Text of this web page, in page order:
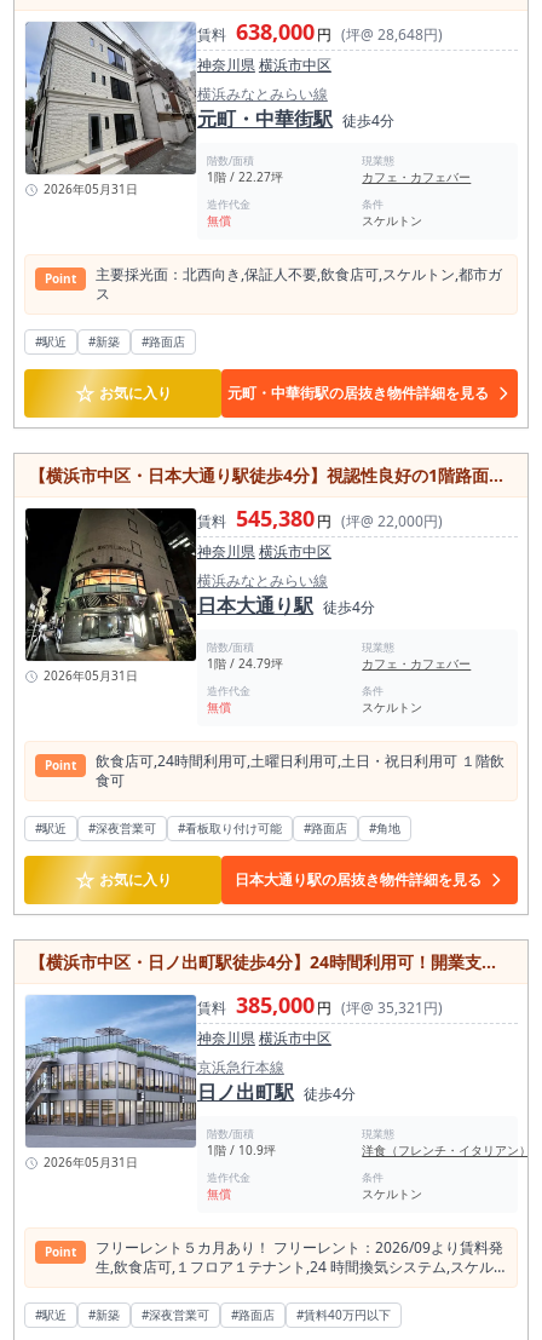
2026年05月31日
賃料 638,000円 (坪@ 28,648円)
神奈川県横浜市中区
横浜みなとみらい線
元町・中華街駅 徒歩4分
階数/面積
1階 / 22.27坪
現業態
カフェ・カフェバー
造作代金
無償
条件
スケルトン
Point
主要採光⾯：北⻄向き,保証⼈不要,飲⾷店可,スケルトン,都市ガ
ス
#駅近 #新築 #路面店
☆ お気に入り 元町・中華街駅の居抜き物件詳細を見る
【横浜市中区・日本大通り駅徒歩4分】視認性良好の1階路面店！24坪・飲食店可
2026年05月31日
賃料 545,380円 (坪@ 22,000円)
神奈川県横浜市中区
横浜みなとみらい線
日本大通り駅 徒歩4分
階数/面積
1階 / 24.79坪
現業態
カフェ・カフェバー
造作代金
無償
条件
スケルトン
Point
飲⾷店可,24時間利⽤可,⼟曜⽇利⽤可,⼟⽇・祝⽇利⽤可 １階飲
⾷可
#駅近 #深夜営業可 #看板取り付け可能 #路面店 #角地
☆ お気に入り 日本大通り駅の居抜き物件詳細を見る
【横浜市中区・日ノ出町駅徒歩4分】24時間利用可！開業支援に嬉しいフリーレント5ヶ月
2026年05月31日
賃料 385,000円 (坪@ 35,321円)
神奈川県横浜市中区
京浜急行本線
日ノ出町駅 徒歩4分
階数/面積
1階 / 10.9坪
現業態
洋食（フレンチ・イタリアン）
造作代金
無償
条件
スケルトン
Point
フリーレント５カ⽉あり！ フリーレント：2026/09より賃料発
⽣,飲⾷店可,１フロア１テナント,24 時間換気システム,スケル
トン,24時間利⽤可,⼟⽇・祝⽇利⽤可,都市ガス,動⼒あり
#駅近 #新築 #深夜営業可 #路面店 #賃料40万円以下